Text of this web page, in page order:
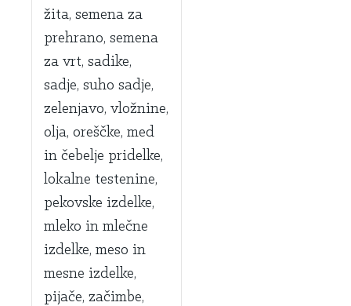
žita, semena za
prehrano, semena
za vrt, sadike,
sadje, suho sadje,
zelenjavo, vložnine,
olja, oreščke, med
in čebelje pridelke,
lokalne testenine,
pekovske izdelke,
mleko in mlečne
izdelke, meso in
mesne izdelke,
pijače, začimbe,